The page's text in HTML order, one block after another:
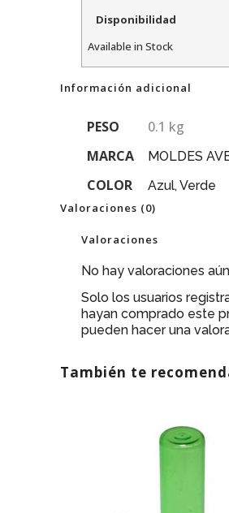
Disponibilidad
Available in Stock
Información adicional
PESO
0.1 kg
MARCA
MOLDES
COLOR Azul, Verde
Valoraciones (0)
Valoraciones
No hay valoraciones
Solo los usuarios
hayan comprado este
pueden hacer una
También te